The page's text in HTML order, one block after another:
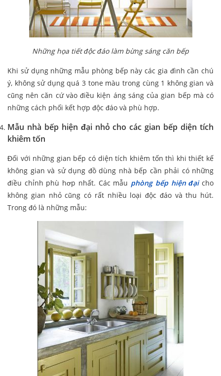
Những họa tiết độc đáo làm bừng sáng căn bếp
Khi sử dụng những mẫu phòng bếp này các gia đình cần chú
ý, không sử dụng quá 3 tone màu trong cùng 1 không gian và
cũng nên căn cứ vào điều kiện áng sáng của gian bếp mà có
những cách phối kết hợp độc đáo và phù hợp.
Mẫu nhà bếp hiện đại nhỏ cho các gian bếp diện tích
khiêm tốn
Đối với những gian bếp có diện tích khiêm tốn thì khi thiết kế
không gian và sử dụng đồ dùng nhà bếp cần phải có những
điều chỉnh phù hơp nhất. Các mẫu phòng bếp hiện đạicho
không gian nhỏ cũng có rất nhiều loại độc đáo và thu hút.
Trong đó là những mẫu: